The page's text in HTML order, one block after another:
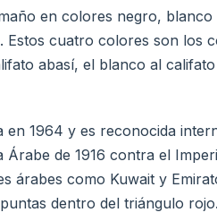
en colores negro,
cuatro colores son los
abasí, el blanco al
1964 y es reconocida
de 1916 contra el
árabes como Kuwait y
dentro del triángulo rojo.